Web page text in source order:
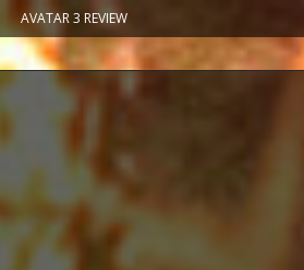
AVATAR 3 REVIEW